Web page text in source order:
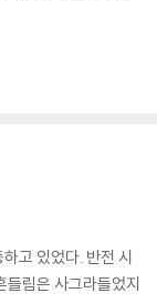
고 있었다. 반전 시
들림은 사그라들었지